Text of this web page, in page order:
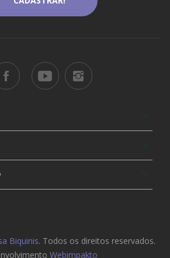
Biquinis. Todos os direitos reservados.
Webimpakto